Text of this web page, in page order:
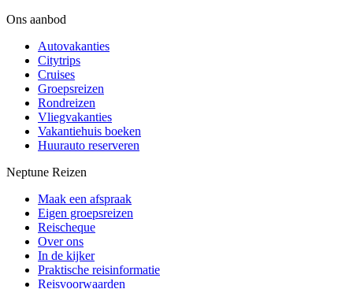
Ons aanbod
Autovakanties
Citytrips
Cruises
Groepsreizen
Rondreizen
Vliegvakanties
Vakantiehuis boeken
Huurauto reserveren
Neptune Reizen
Maak een afspraak
Eigen groepsreizen
Reischeque
Over ons
In de kijker
Praktische reisinformatie
Reisvoorwaarden